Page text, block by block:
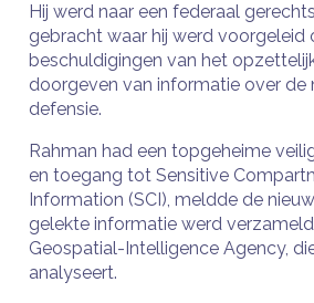
Hij werd naar een federaal
gebracht waar hij werd voorgeleid
beschuldigingen van het
doorgeven van informatie over de
defensie.
Rahman had een topgeheime
en toegang tot Sensitive
Information (SCI), meldde de
gelekte informatie werd
Geospatial-Intelligence Agency,
analyseert.